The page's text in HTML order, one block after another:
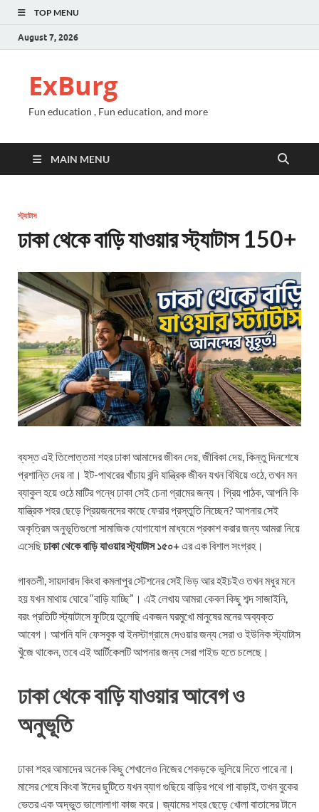
TOP MENU
August 7, 2026
ExBurg
Fun education , Fun education, and more
MAIN MENU
স্ট্যাটাস
ঢাকা থেকে বাড়ি যাওয়ার স্ট্যাটাস 150+
ব্যস্ত এই তিলোত্তমা শহর ঢাকা আমাদের জীবন দেয়, জীবিকা দেয়, কিন্তু দিনশেষে
প্রশান্তি দেয় না। ইট-পাথরের খাঁচায় বন্দি যান্ত্রিক জীবন যখন বিষিয়ে ওঠে, তখন মন
ব্যাকুল হয়ে ওঠে মাটির গন্ধে ঢাকা সেই চেনা গ্রামের জন্য। প্রিয় পাঠক, আপনি কি
যান্ত্রিক শহর ছেড়ে প্রিয়জনদের কাছে ফেরার প্রস্তুতি নিচ্ছেন? আপনার সেই
অকৃত্রিম অনুভূতিগুলো সামাজিক যোগাযোগ মাধ্যমে প্রকাশ করার জন্য আমরা নিয়ে
এসেছিঢাকা থেকে বাড়ি যাওয়ার স্ট্যাটাস ১৫০+এর এক বিশাল সংগ্রহ।
গাবতলী, সায়দাবাদ কিংবা কমলাপুর স্টেশনের সেই ভিড় আর হইচইও তখন মধুর মনে
হয় যখন মাথায় ঘোরে “বাড়ি যাচ্ছি”। এই লেখায় আমরা কেবল কিছু শব্দ সাজাইনি,
বরং প্রতিটি স্ট্যাটাসে ফুটিয়ে তুলেছি একজন ঘরমুখো মানুষের মনের অব্যক্ত
আবেগ। আপনি যদি ফেসবুক বা ইনস্টাগ্রামে দেওয়ার জন্য সেরা ও ইউনিক স্ট্যাটাস
খুঁজে থাকেন, তবে এই আর্টিকেলটি আপনার জন্য সেরা গাইড হতে চলেছে।
ঢাকা থেকে বাড়ি যাওয়ার আবেগ ও
অনুভূতি
ঢাকা শহর আমাদের অনেক কিছু শেখালেও নিজের শেকড়কে ভুলিয়ে দিতে পারে না।
মাসের শেষে কিংবা ঈদের ছুটিতে যখন ব্যাগ গুছিয়ে বাড়ির পথে পা বাড়াই, তখন বুকের
ভেতর এক অদ্ভুত ভালোলাগা কাজ করে। জ্যামের শহর ছেড়ে খোলা বাতাসের টানে